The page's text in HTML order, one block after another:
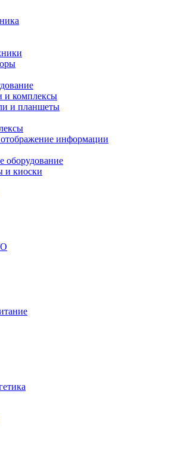
и комплексы
и планшеты
информации
оборудование
и киоски